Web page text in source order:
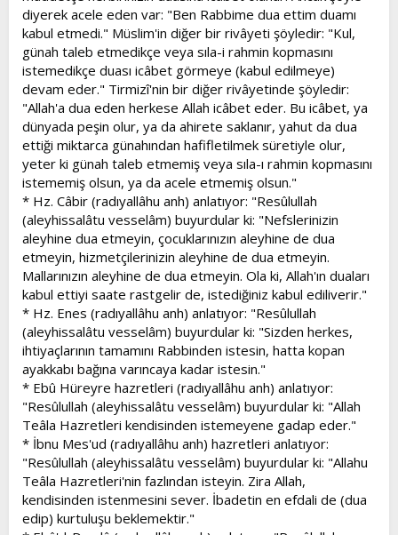
diyerek acele eden var: "Ben Rabbime dua ettim duamı
kabul etmedi." Müslim'in diğer bir rivâyeti şöyledir: "Kul,
günah taleb etmedikçe veya sıla-i rahmin kopmasını
istemedikçe duası icâbet görmeye (kabul edilmeye)
devam eder." Tirmizî'nin bir diğer rivâyetinde şöyledir:
"Allah'a dua eden herkese Allah icâbet eder. Bu icâbet, ya
dünyada peşin olur, ya da ahirete saklanır, yahut da dua
ettiği miktarca günahından hafifletilmek süretiyle olur,
yeter ki günah taleb etmemiş veya sıla-ı rahmin kopmasını
istememiş olsun, ya da acele etmemiş olsun."
* Hz. Câbir (radıyallâhu anh) anlatıyor: "Resûlullah
(aleyhissalâtu vesselâm) buyurdular ki: "Nefslerinizin
aleyhine dua etmeyin, çocuklarınızın aleyhine de dua
etmeyin, hizmetçilerinizin aleyhine de dua etmeyin.
Mallarınızın aleyhine de dua etmeyin. Ola ki, Allah'ın duaları
kabul ettiyi saate rastgelir de, istediğiniz kabul ediliverir."
* Hz. Enes (radıyallâhu anh) anlatıyor: "Resûlullah
(aleyhissalâtu vesselâm) buyurdular ki: "Sizden herkes,
ihtiyaçlarının tamamını Rabbinden istesin, hatta kopan
ayakkabı bağına varıncaya kadar istesin."
* Ebû Hüreyre hazretleri (radıyallâhu anh) anlatıyor:
"Resûlullah (aleyhissalâtu vesselâm) buyurdular ki: "Allah
Teâla Hazretleri kendisinden istemeyene gadap eder."
* İbnu Mes'ud (radıyallâhu anh) hazretleri anlatıyor:
"Resûlullah (aleyhissalâtu vesselâm) buyurdular ki: "Allahu
Teâla Hazretleri'nin fazlından isteyin. Zira Allah,
kendisinden istenmesini sever. İbadetin en efdali de (dua
edip) kurtuluşu beklemektir."